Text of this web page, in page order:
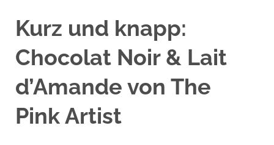
Kurz und knapp:
Chocolat Noir & Lait
d’Amande von The
Pink Artist